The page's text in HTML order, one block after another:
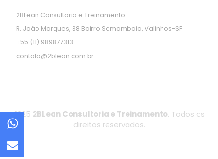
2BLean Consultoria e Treinamento
R. João Marques, 38 Bairro Samambaia, Valinhos-SP
+55 (11) 989877313
contato@2blean.com.br
2025 2BLean Consultoria e Treinamento. Todos os
direitos reservados.